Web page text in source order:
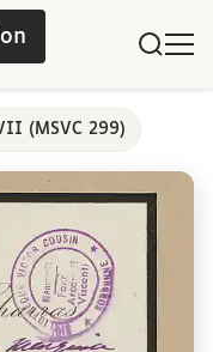
(MSVC 299)